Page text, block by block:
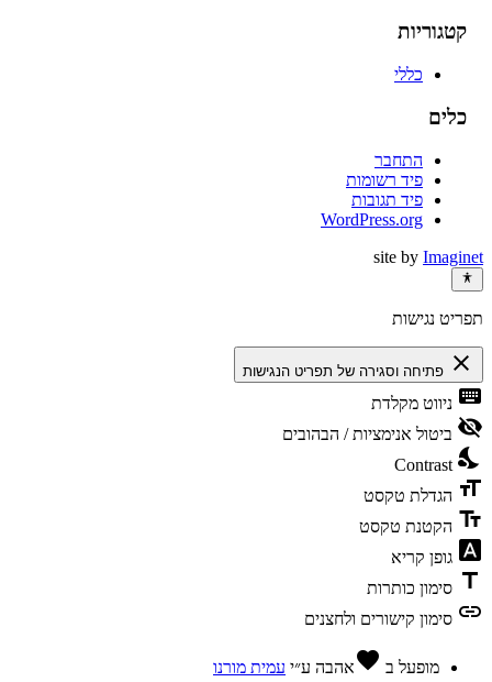
קטגוריות
כללי
כלים
התחבר
פיד רשומות
פיד תגובות
WordPress.org
site by Imaginet
תפריט נגישות
close פתיחה וסגירה של תפריט הנגישות
keyboard ניווט מקלדת
visibility_off ביטול אנימציות / הבהובים
nights_stay
Contrast
format_size הגדלת טקסט
text_fields הקטנת טקסט
font_download גופן קריא
title סימון כותרות
link סימון קישורים ולחצנים
מופעל ב favoriteאהבה ע״י עמית מורנו